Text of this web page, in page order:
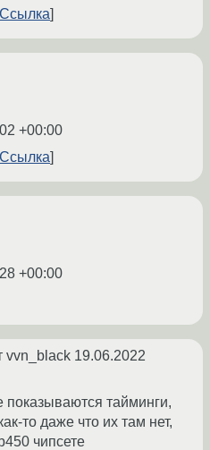
Ссылка
+00:00
Ссылка
+00:00
vvn_black 19.06.2022
показываются тайминги,
то даже что их там нет,
чипсете